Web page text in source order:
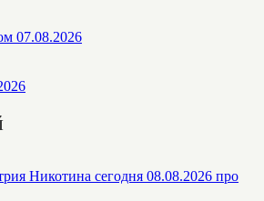
07.08.2026
Никотина сегодня 08.08.2026 про